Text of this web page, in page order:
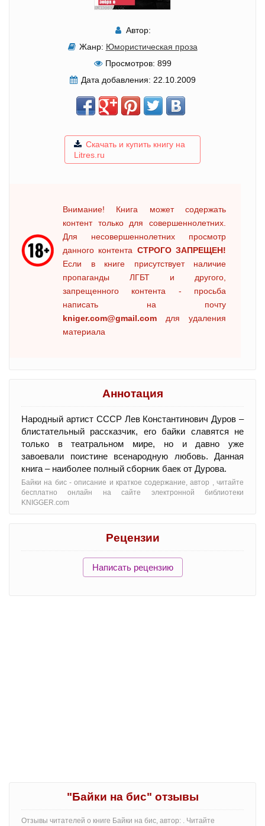
Автор:
Жанр: Юмористическая проза
Просмотров: 899
Дата добавления: 22.10.2009
Скачать и купить книгу на
Litres.ru
Внимание! Книга может содержать
контент только для совершеннолетних.
Для несовершеннолетних просмотр
данного контента СТРОГО ЗАПРЕЩЕН!
Если в книге присутствует наличие
пропаганды ЛГБТ и другого,
запрещенного контента - просьба
написать на почту
kniger.com@gmail.com для удаления
материала
Аннотация
Народный артист СССР Лев Константинович Дуров –
блистательный рассказчик, его байки славятся не
только в театральном мире, но и давно уже
завоевали поистине всенародную любовь. Данная
книга – наиболее полный сборник баек от Дурова.
Байки на бис - oписание и краткое содержание, автор , читайте
бесплатно онлайн на сайте электронной библиотеки
KNIGGER.com
Рецензии
Написать рецензию
"Байки на бис" отзывы
Отзывы читателей о книге Байки на бис, автор: . Читайте